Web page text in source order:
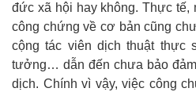
đức xã hội hay không. Thực tế,
công chứng về cơ bản cũng
cộng tác viên dịch thuật thực
tưởng… dẫn đến chưa bảo
dịch. Chính vì vậy, việc công